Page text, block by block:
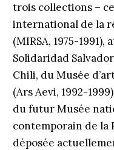
trois collections –
international de la
(MIRSA, 1975-
Solidaridad
Chili, du Musée
(Ars Aevi, 1992-
du futur Musée
contemporain de la
déposée